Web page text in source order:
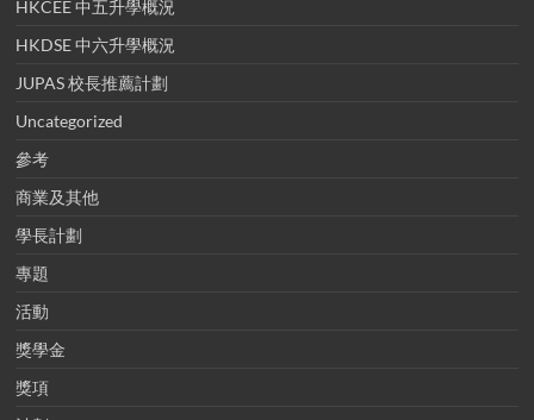
HKCEE 中五升學概況
HKDSE 中六升學概況
JUPAS 校長推薦計劃
Uncategorized
參考
商業及其他
學長計劃
專題
活動
獎學金
獎項